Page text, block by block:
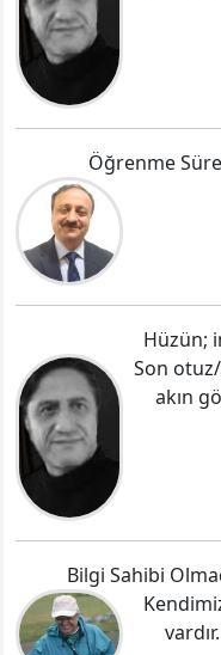
Öğrenme
Hüzün;
Son
akın
Bilgi Sahibi